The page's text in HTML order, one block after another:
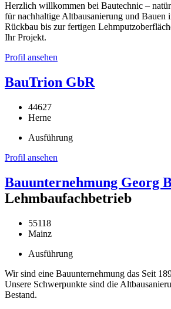
Herzlich willkommen bei Bautechnic –
für nachhaltige Altbausanierung und Bauen
Rückbau bis zur fertigen
Ihr Projekt.
Profil ansehen
BauTrion GbR
44627
Herne
Ausführung
Profil ansehen
Bauunternehmung Georg
Lehmbaufachbetrieb
55118
Mainz
Ausführung
Wir sind eine Bauunternehmung das Seit
Unsere Schwerpunkte sind die
Bestand.